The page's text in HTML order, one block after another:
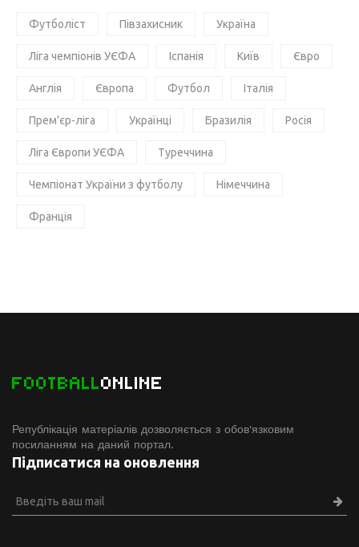
Футболіст Півзахисник Україна
Ліга чемпіонів УЄФА Іспанія Київ Євро
Англія Європа Футбол Італія
Прем'єр-ліга Українці Бразилія Росія
Ліга Європи УЄФА Туреччина
Чемпіонат України з футболу Німеччина
Франція
FOOTBALLONLINE
Републікація матеріалів дозволяється з обов'язковим
посиланням на даний портал.
Підписатися на оновлення